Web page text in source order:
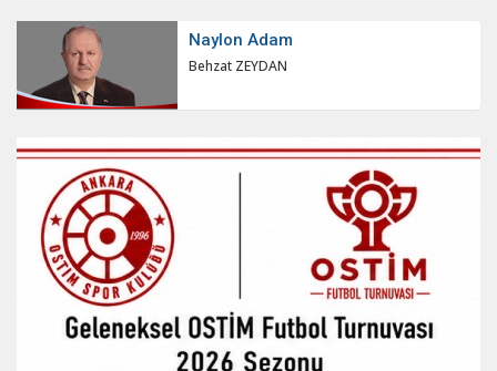
Naylon Adam
Behzat ZEYDAN